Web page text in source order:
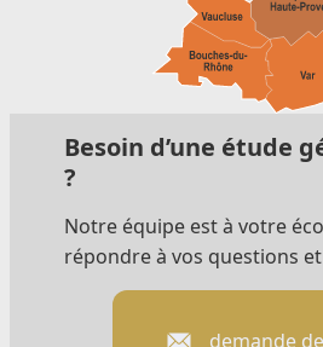
Besoin d’une étude
?
Notre équipe est à votre
répondre à vos questions
demande